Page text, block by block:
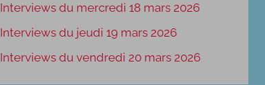
Interviews du mercredi 18 mars 2026
Interviews du jeudi 19 mars 2026
Interviews du vendredi 20 mars 2026